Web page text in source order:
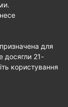
для
досягли 21-
користування